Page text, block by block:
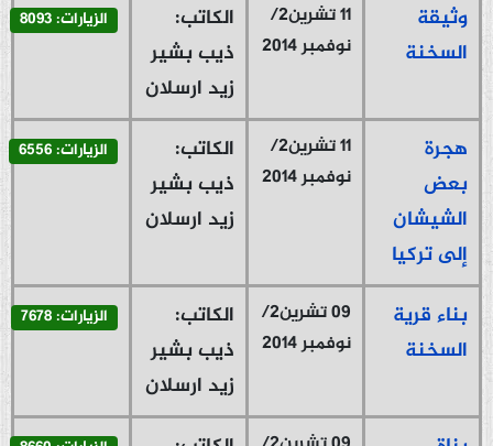
وثيقة
السخنة
11 تشرين2/
نوفمبر 2014
الكاتب:
ذيب بشير
زيد ارسلان
الزيارات: 8093
هجرة
بعض
الشيشان
إلى تركيا
11 تشرين2/
نوفمبر 2014
الكاتب:
ذيب بشير
زيد ارسلان
الزيارات: 6556
بناء قرية
السخنة
09 تشرين2/
نوفمبر 2014
الكاتب:
ذيب بشير
زيد ارسلان
الزيارات: 7678